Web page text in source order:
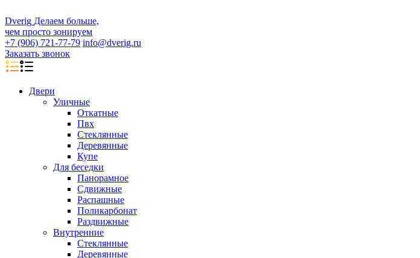
Dverig Делаем больше,
чем просто зонируем
+7 (906) 721-77-79 info@dverig.ru
Заказать звонок
Двери
Уличные
Откатные
Пвх
Стеклянные
Деревянные
Купе
Для беседки
Панорамное
Сдвижные
Распашные
Поликарбонат
Раздвижные
Внутренние
Стеклянные
Деревянные